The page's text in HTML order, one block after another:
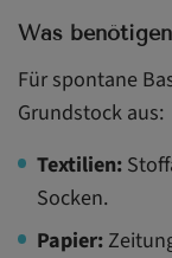
Was
Für spontane
Grundstock aus:
Textilien:
Socken.
Papier: